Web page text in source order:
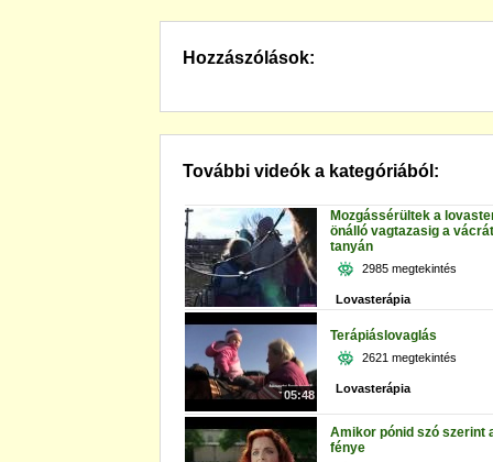
Hozzászólások:
További videók a kategóriából:
05:48
Mozgássérültek a
önálló vagtazasig a
tanyán
2985 megtekintés
Lovasterápia
Terápiáslovaglás
2621 megtekintés
Lovasterápia
Amikor pónid szó szerint
fénye